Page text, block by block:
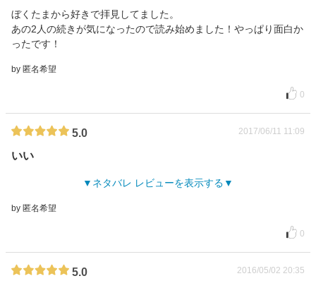
ぼくたまから好きで拝見してました。
あの2人の続きが気になったので読み始めました！やっぱり面白か
ったです！
by 匿名希望
0
5.0 2017/06/11 11:09
いい
ネタバレ レビューを表示する
by 匿名希望
0
5.0 2016/05/02 20:35